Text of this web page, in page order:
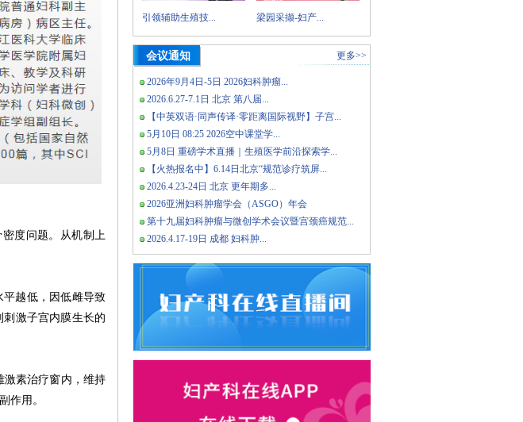
度问题。从机制上
平越低，因低雌导致
激子宫内膜生长的
激素治疗窗内，维持
作用。
引领辅助生殖技... 梁园采撷-妇产...
会议通知 更多>>
2026年9月4日-5日 2026妇科肿瘤...
2026.6.27-7.1日 北京 第八届...
【中英双语·同声传译·零距离国际视野】子宫...
5月10日 08:25 2026空中课堂学...
5月8日 重磅学术直播｜生殖医学前沿探索学...
【火热报名中】6.14日北京“规范诊疗筑屏...
2026.4.23-24日 北京 更年期多...
2026亚洲妇科肿瘤学会（ASGO）年会
第十九届妇科肿瘤与微创学术会议暨宫颈癌规范...
2026.4.17-19日 成都 妇科肿...